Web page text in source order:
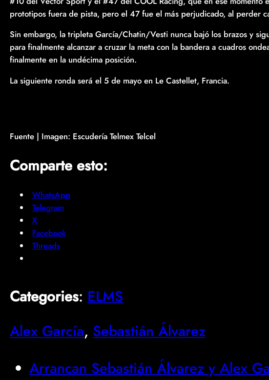
prototipos fuera de pista, pero el 47 fue el más perjudicado, al perder
Sin embargo, la tripleta García/Chatin/Vesti nunca bajó los brazos y
para finalmente alcanzar a cruzar la meta con la bandera a cuadros
finalmente en la undécima posición.
La siguiente ronda será el 5 de mayo en Le Castellet, Francia.
Fuente | Imagen: Escudería Telmex Telcel
Comparte esto:
WhatsApp
Telegram
X
Facebook
Threads
Categories: ELMS
Alex García, Sebastián Álvarez
Arrancan Sebastián Álvarez y Alex